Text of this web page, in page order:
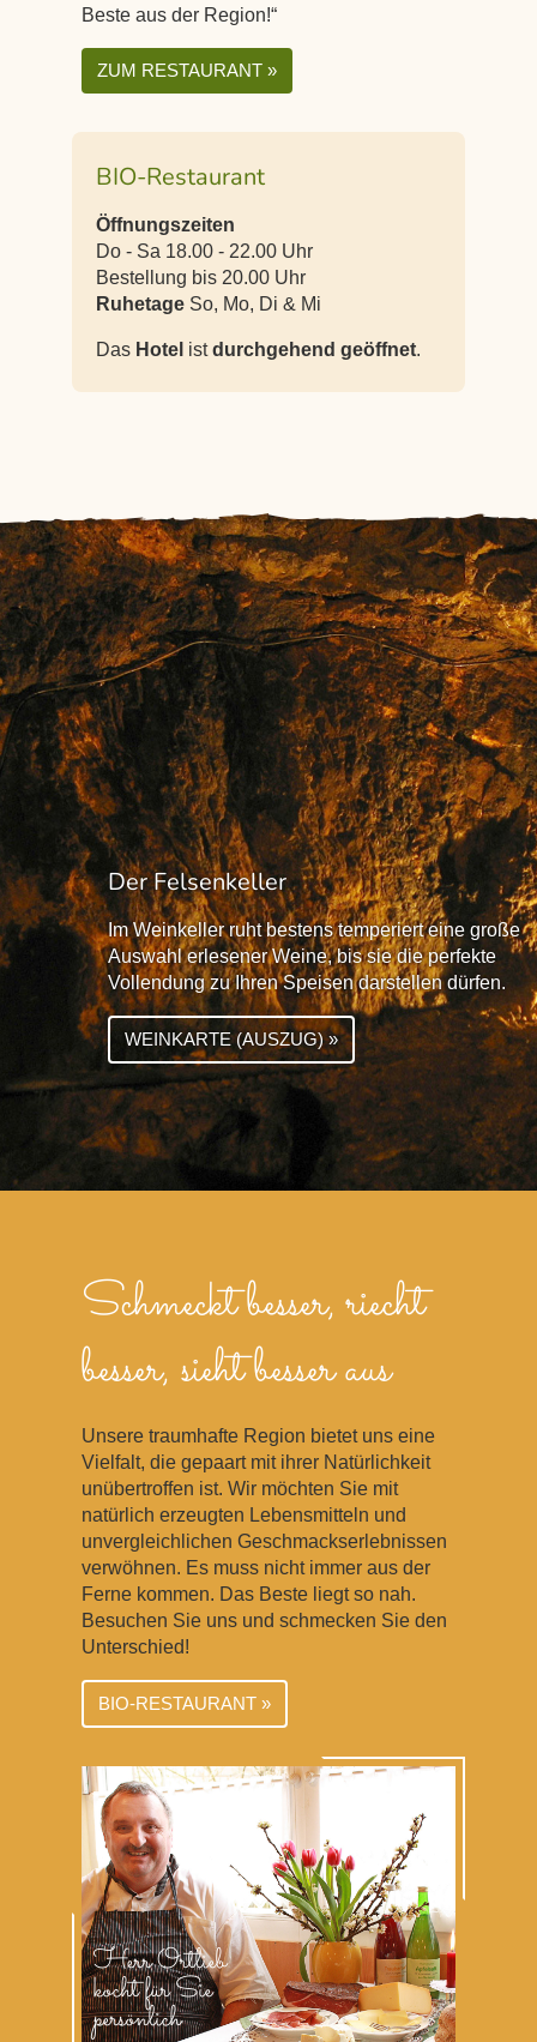
Beste aus der Region!“
ZUM RESTAURANT »
BIO-Restaurant
Öffnungszeiten
Do - Sa 18.00 - 22.00 Uhr
Bestellung bis 20.00 Uhr
Ruhetage So, Mo, Di & Mi
Das Hotel istdurchgehend geöffnet.
Der Felsenkeller
Im Weinkeller ruht bestens temperiert eine große
Auswahl erlesener Weine, bis sie die perfekte
Vollendung zu Ihren Speisen darstellen dürfen.
WEINKARTE (AUSZUG) »
Schmeckt besser, riecht
besser, sieht besser aus
Unsere traumhafte Region bietet uns eine
Vielfalt, die gepaart mit ihrer Natürlichkeit
unübertroffen ist. Wir möchten Sie mit
natürlich erzeugten Lebensmitteln und
unvergleichlichen Geschmackserlebnissen
verwöhnen. Es muss nicht immer aus der
Ferne kommen. Das Beste liegt so nah.
Besuchen Sie uns und schmecken Sie den
Unterschied!
BIO-RESTAURANT »
Herr Ortlieb
kocht für Sie
persönlich